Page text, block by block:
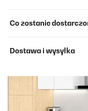
Co zostanie
Dostawa i wysyłka